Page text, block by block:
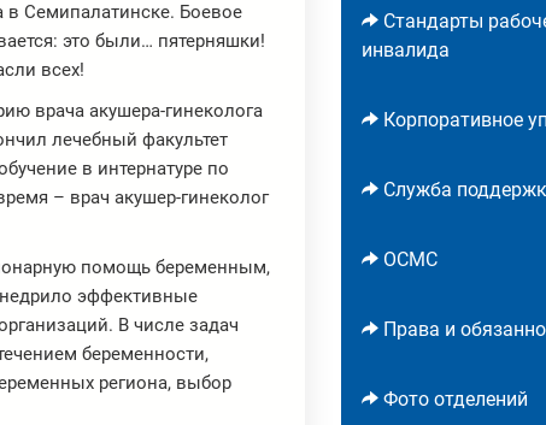
Семипалатинске. Боевое
это были… пятерняшки!
всех!
врача акушера-гинеколога
лечебный факультет
в интернатуре по
– врач акушер-гинеколог
помощь беременным,
эффективные
В числе задач
беременности,
региона, выбор
Стандарты
инвалида
Корпоративное
Служба
ОСМС
Права и
Фото отделений